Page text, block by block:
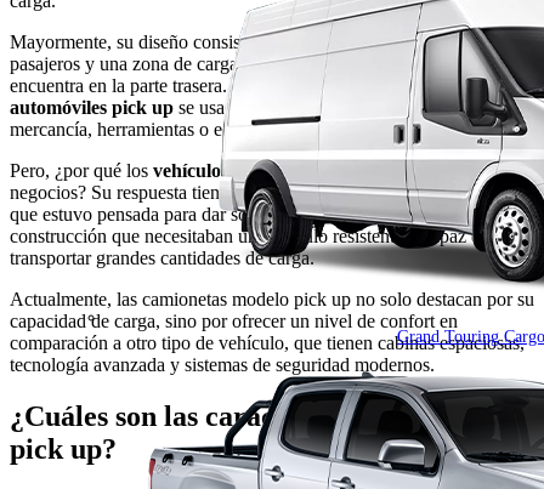
Grand Touring Cargo
Mayormente, su diseño consiste en una cabina cerrada para
pasajeros y una zona de carga abierta, como la caja o cama, que se
encuentra en la parte trasera. Gracias a su estructura, los
automóviles pick up se usan para transporte de personas,
mercancía, herramientas o equipo pesado.
Pero, ¿por qué los vehículos pick up
son usados para trabajos o
negocios? Su respuesta tiene relación con la idea de su creación, ya
que estuvo pensada para dar solución a las actividades de campo o
construcción que necesitaban un vehículo resistente y capaz de
transportar grandes cantidades de carga.
Actualmente, las camionetas modelo pick up no solo destacan por su
capacidad de carga, sino por ofrecer un nivel de confort en
comparación a otro tipo de vehículo, que tienen cabinas espaciosas,
tecnología avanzada y sistemas de seguridad modernos.
¿Cuáles son las características de una
pick up?